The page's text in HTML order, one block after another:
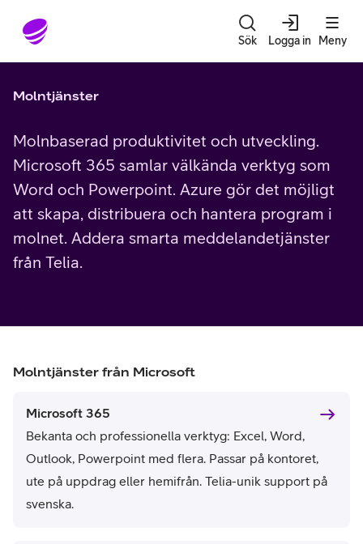
Gå till sidans innehåll
Sök Logga in Meny
Molntjänster
Molnbaserad produktivitet och utveckling.
Microsoft 365 samlar välkända verktyg som
Word och Powerpoint. Azure gör det möjligt
att skapa, distribuera och hantera program i
molnet. Addera smarta meddelandetjänster
från Telia.
Molntjänster från Microsoft
Microsoft 365
Bekanta och professionella verktyg: Excel, Word,
Outlook, Powerpoint med flera. Passar på kontoret,
ute på uppdrag eller hemifrån. Telia-unik support på
svenska.